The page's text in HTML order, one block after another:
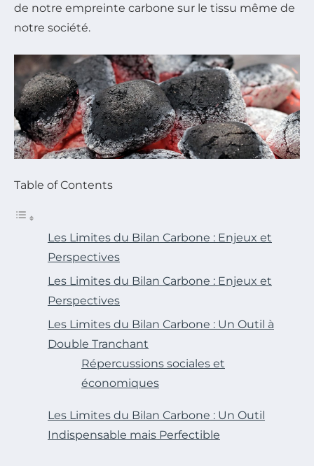
de notre empreinte carbone sur le tissu même de
notre société.
Table of Contents
Les Limites du Bilan Carbone : Enjeux et
Perspectives
Les Limites du Bilan Carbone : Enjeux et
Perspectives
Les Limites du Bilan Carbone : Un Outil à
Double Tranchant
Répercussions sociales et
économiques
Les Limites du Bilan Carbone : Un Outil
Indispensable mais Perfectible